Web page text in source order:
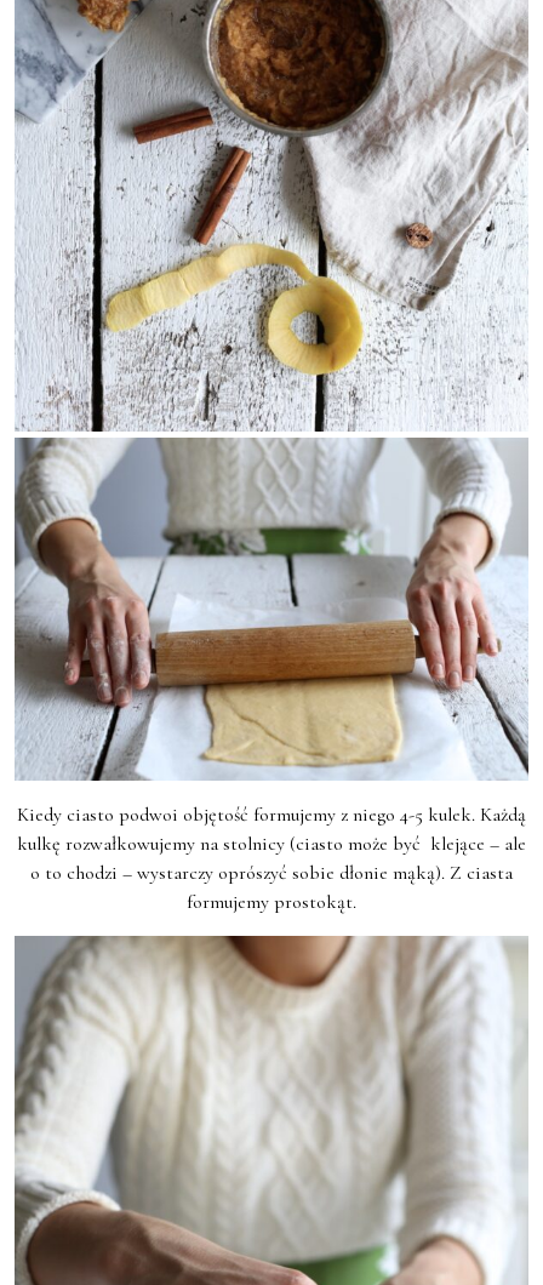
Kiedy ciasto podwoi objętość formujemy z niego 4-5 kulek. Każdą
kulkę rozwałkowujemy na stolnicy (ciasto może być klejące – ale
o to chodzi – wystarczy oprószyć sobie dłonie mąką). Z ciasta
formujemy prostokąt.